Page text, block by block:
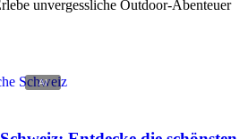
unvergessliche Outdoor-Abenteuer